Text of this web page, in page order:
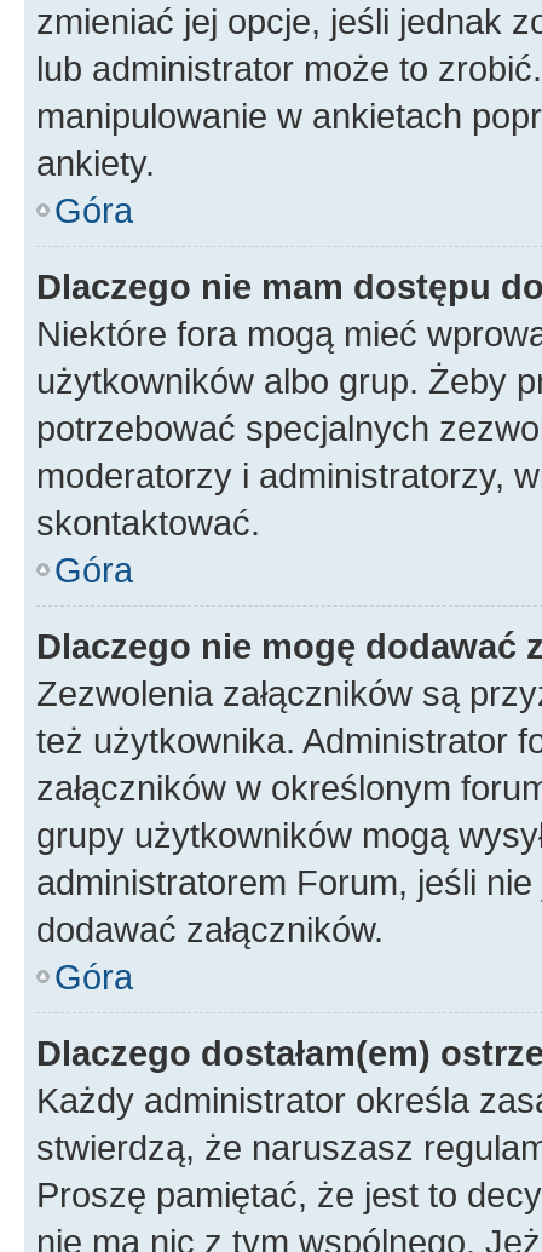
zmieniać jej opcje, jeśli jednak
lub administrator może to
manipulowanie w ankietach
ankiety.
Góra
Dlaczego nie mam dostępu
Niektóre fora mogą mieć
użytkowników albo grup. Żeby
potrzebować specjalnych
moderatorzy i administratorzy,
skontaktować.
Góra
Dlaczego nie mogę dodawać
Zezwolenia załączników są
też użytkownika. Administrator
załączników w określonym
grupy użytkowników mogą
administratorem Forum, jeśli
dodawać załączników.
Góra
Dlaczego dostałam(em)
Każdy administrator określa
stwierdzą, że naruszasz
Proszę pamiętać, że jest to
nie ma nic z tym wspólnego.